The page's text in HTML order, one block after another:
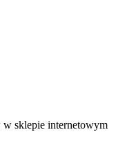
w sklepie internetowym